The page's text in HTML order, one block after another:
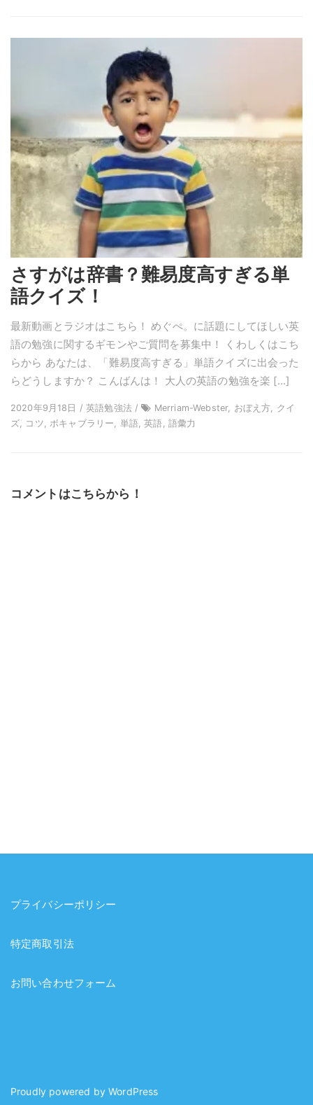
さすがは辞書？難易度高すぎる単
語クイズ！
最新動画とラジオはこちら！ めぐぺ。に話題にしてほしい英
語の勉強に関するギモンやご質問を募集中！ くわしくはこち
らから あなたは、「難易度高すぎる」単語クイズに出会った
らどうしますか？ こんばんは！ 大人の英語の勉強を楽 […]
2020年9月18日 / 英語勉強法 /
Merriam-Webster, おぼえ方, クイ
ズ, コツ, ボキャブラリー, 単語, 英語, 語彙力
コメントはこちらから！
プライバシーポリシー
特定商取引法
お問い合わせフォーム
Proudly powered byWordPress